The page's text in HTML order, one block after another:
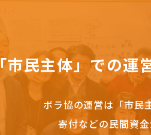
「市民主体」での
ボラ協の運営は「市民
寄付などの民間資